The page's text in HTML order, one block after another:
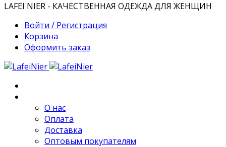
LAFEI NIER - КАЧЕСТВЕННАЯ ОДЕЖДА ДЛЯ ЖЕНЩИН
Войти / Регистрация
Корзина
Оформить заказ
О нас
Оплата
Доставка
Оптовым покупателям